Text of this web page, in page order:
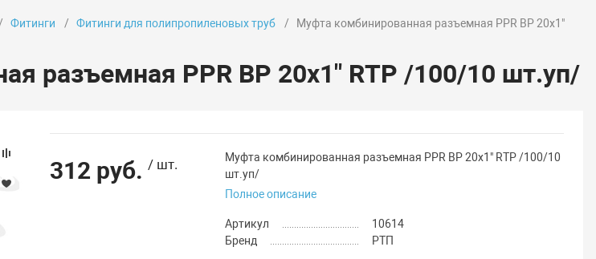
Фитинги Фитинги для полипропиленовых труб
Муфта комбинированная разъемная PPR ВР 20х1"
разъемная PPR ВР 20х1" RTP /100/10 шт.уп/
312 руб. / шт.
Муфта комбинированная разъемная PPR ВР 20х1" RTP /100/10
шт.уп/
Полное описание
Артикул
10614
Бренд
РТП